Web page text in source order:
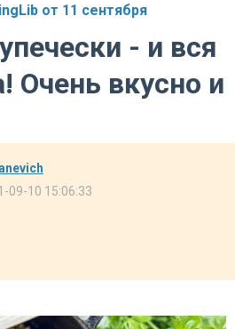
от 11 сентября
- и вся
Очень вкусно и
09-10 15:06:33